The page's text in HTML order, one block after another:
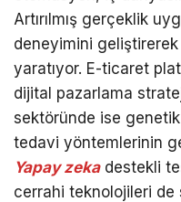
Artırılmış gerçeklik
deneyimini
yaratıyor. E-ticaret
dijital pazarlama
sektöründe ise
tedavi yöntemlerinin
Yapay zekadestekli
cerrahi teknolojileri de